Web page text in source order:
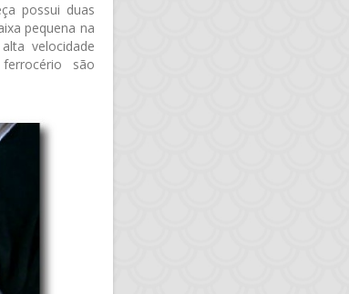
possui duas
pequena na
velocidade
são